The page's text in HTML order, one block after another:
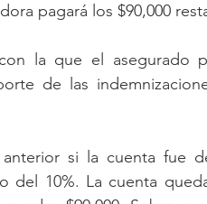
pagará los $90,000
la que el asegurado
de las
si la cuenta fue
del 10%. La cuenta